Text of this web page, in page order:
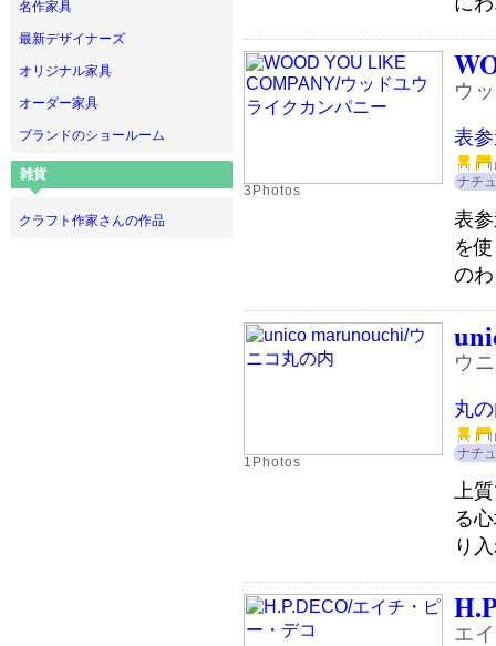
名作家具
最新デザイナーズ
オリジナル家具
オーダー家具
ブランドのショールーム
雑貨
クラフト作家さんの作品
3Photos
ウ
表
ナチ
表
を
の
1Photos
ウ
丸
ナチ
上
る
り
エ